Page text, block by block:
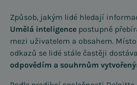
Způsob, jakým lidé hledají
Umělá inteligence postupně
mezi uživatelem a obsahem.
odkazů se lidé stále častěji
odpovědím a souhrnům